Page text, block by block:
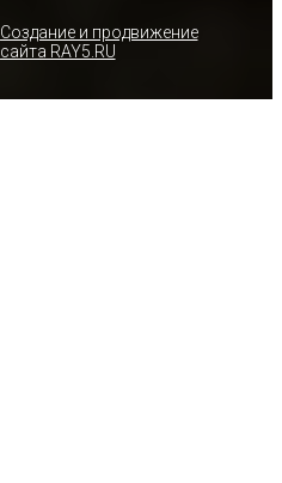
Создание и продвижение
сайта RAY5.RU